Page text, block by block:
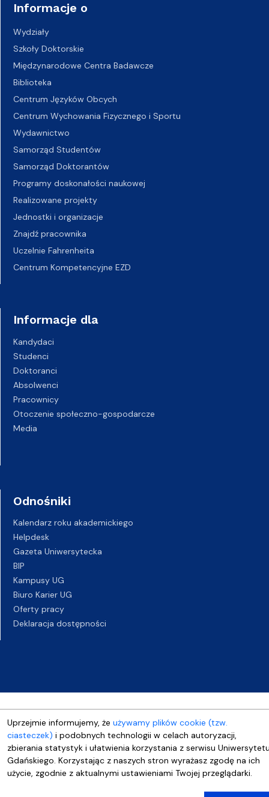
Uprzejmie informujemy, że używamy plików cookie (tzw.
ciasteczek) i podobnych technologii w celach autoryzacji,
zbierania statystyk i ułatwienia korzystania z serwisu
Gdańskiego. Korzystając z naszych stron wyrażasz zgodę na ich
użycie, zgodnie z aktualnymi ustawieniami Twojej przeglądarki.
Informacje o
Wydziały
Szkoły Doktorskie
Międzynarodowe Centra Badawcze
Biblioteka
Centrum Języków Obcych
Centrum Wychowania Fizycznego i Sportu
Wydawnictwo
Samorząd Studentów
Samorząd Doktorantów
Programy doskonałości naukowej
Realizowane projekty
Jednostki i organizacje
Znajdź pracownika
Uczelnie Fahrenheita
Centrum Kompetencyjne EZD
Informacje dla
Kandydaci
Studenci
Doktoranci
Absolwenci
Pracownicy
Otoczenie społeczno-gospodarcze
Media
Odnośniki
Kalendarz roku akademickiego
Helpdesk
Gazeta Uniwersytecka
BIP
Kampusy UG
Biuro Karier UG
Oferty pracy
Deklaracja dostępności